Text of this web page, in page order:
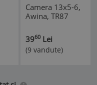
Camera 13x5-6,
Awina, TR87
3960 Lei
(9 vandute)